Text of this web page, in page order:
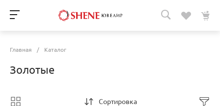
Главная / Каталог
Золотые
Сортировка